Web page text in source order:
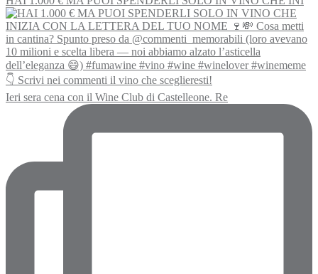
Ieri sera cena con il Wine Club di Castelleone. Re